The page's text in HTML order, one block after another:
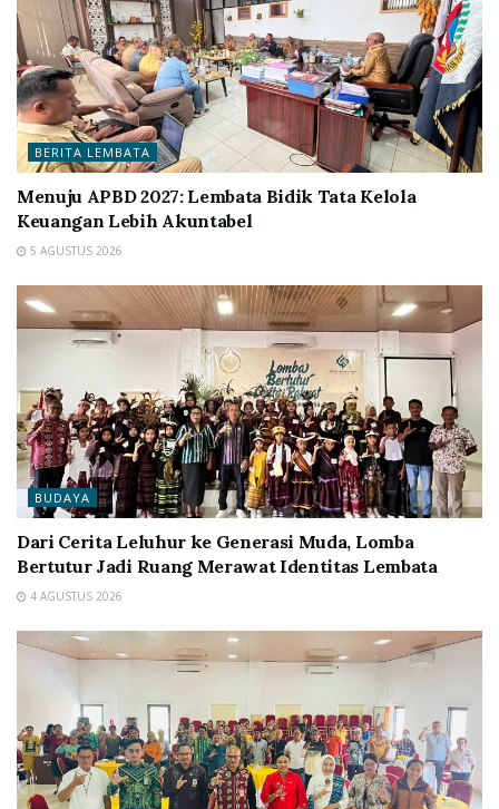
BERITA LEMBATA
Menuju APBD 2027: Lembata Bidik Tata Kelola
Keuangan Lebih Akuntabel
5 AGUSTUS 2026
BUDAYA
Dari Cerita Leluhur ke Generasi Muda, Lomba
Bertutur Jadi Ruang Merawat Identitas Lembata
4 AGUSTUS 2026